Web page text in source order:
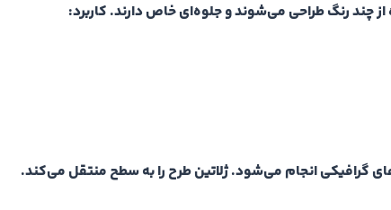
چند رنگ طراحی می‌شوند و جلوه‌ای خاص دارند. کاربرد:
گرافیکی انجام می‌شود. ژلاتین طرح را به سطح منتقل می‌کند.